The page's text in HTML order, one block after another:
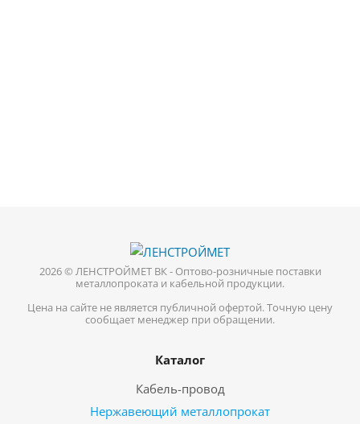
2026 © ЛЕНСТРОЙМЕТ ВК - Оптово-розничные поставки
металлопроката и кабельной продукции.
Цена на сайте не является публичной офертой. Точную цену
сообщает менеджер при обращении.
Каталог
Кабель-провод
Нержавеющий металлопрокат